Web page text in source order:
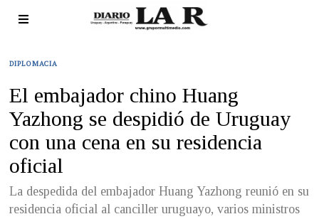
DIPLOMACIA
El embajador chino Huang
Yazhong se despidió de Uruguay
con una cena en su residencia
oficial
La despedida del embajador Huang Yazhong reunió en su
residencia oficial al canciller uruguayo, varios ministros